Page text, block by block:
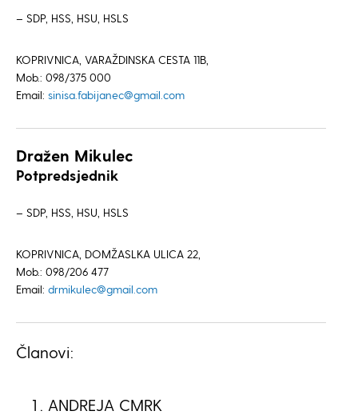
– SDP, HSS, HSU, HSLS
KOPRIVNICA, VARAŽDINSKA CESTA 11B,
Mob.: 098/375 000
Email: sinisa.fabijanec@gmail.com
Dražen Mikulec
Potpredsjednik
– SDP, HSS, HSU, HSLS
KOPRIVNICA, DOMŽASLKA ULICA 22,
Mob.: 098/206 477
Email: drmikulec@gmail.com
Članovi:
ANDREJA CMRK